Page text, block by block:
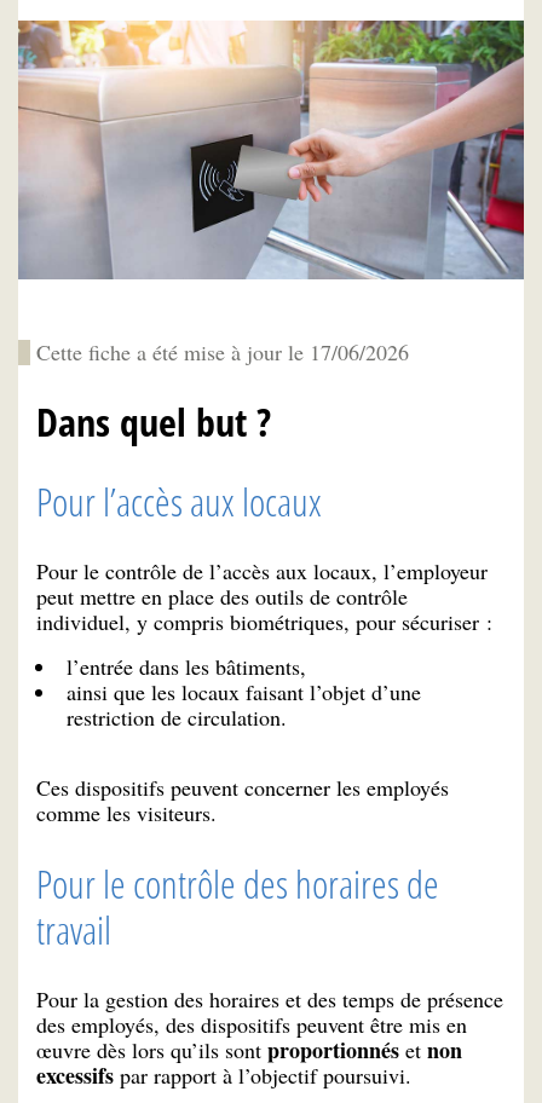
Cette fiche a été mise à jour le 17/06/2026
Dans quel but ?
Pour l’accès aux locaux
Pour le contrôle de l’accès aux locaux, l’employeur
peut mettre en place des outils de contrôle
individuel, y compris biométriques, pour sécuriser :
l’entrée dans les bâtiments,
ainsi que les locaux faisant l’objet d’une
restriction de circulation.
Ces dispositifs peuvent concerner les employés
comme les visiteurs.
Pour le contrôle des horaires de
travail
Pour la gestion des horaires et des temps de présence
des employés, des dispositifs peuvent être mis en
œuvre dès lors qu’ils sont proportionnés et non
excessifs par rapport à l’objectif poursuivi.